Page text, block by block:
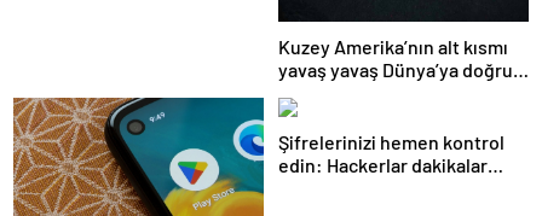
Kuzey Amerika’nın alt kısmı
yavaş yavaş Dünya’ya doğru
eriyor!
Şifrelerinizi hemen kontrol
edin: Hackerlar dakikalar